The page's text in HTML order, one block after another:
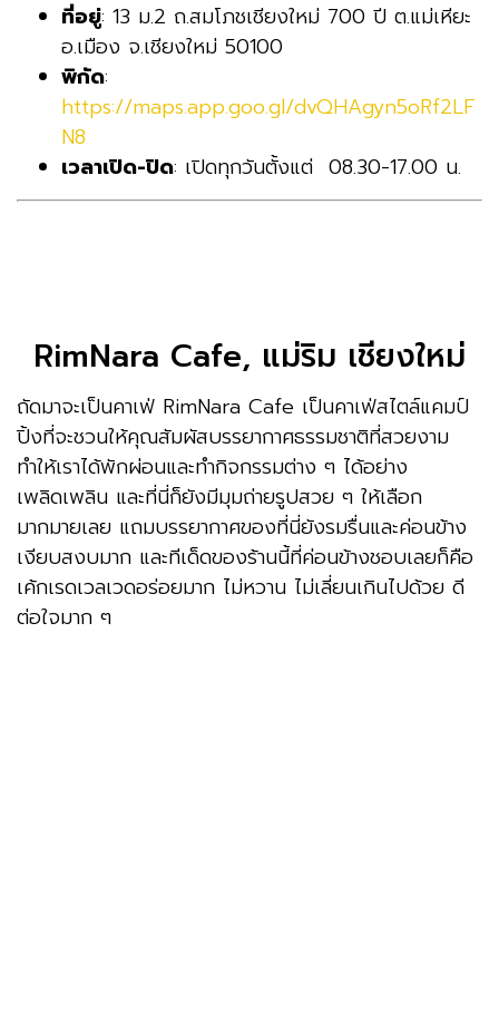
ที่อยู่: 13 ม.2 ถ.สมโภชเชียงใหม่ 700 ปี ต.แม่เหียะ
อ.เมือง จ.เชียงใหม่ 50100
พิกัด:
https://maps.app.goo.gl/dvQHAgyn5oRf2LF
N8
เวลาเปิด-ปิด: เปิดทุกวันตั้งแต่ 08.30-17.00 น.
RimNara Cafe, แม่ริม เชียงใหม่
ถัดมาจะเป็นคาเฟ่ RimNara Cafe เป็นคาเฟ่สไตล์แคมป์
ปิ้งที่จะชวนให้คุณสัมผัสบรรยากาศธรรมชาติที่สวยงาม
ทำให้เราได้พักผ่อนและทำกิจกรรมต่าง ๆ ได้อย่าง
เพลิดเพลิน และที่นี่ก็ยังมีมุมถ่ายรูปสวย ๆ ให้เลือก
มากมายเลย แถมบรรยากาศของที่นี่ยังรมรื่นและค่อนข้าง
เงียบสงบมาก และทีเด็ดของร้านนี้ที่ค่อนข้างชอบเลยก็คือ
เค้กเรดเวลเวดอร่อยมาก ไม่หวาน ไม่เลี่ยนเกินไปด้วย ดี
ต่อใจมาก ๆ